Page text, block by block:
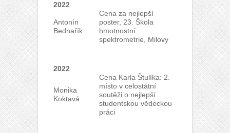
2022
Antonín
Bednařík
Cena za nejlepší
poster, 23. Škola
hmotnostní
spektrometrie, Milovy
2022
Monika
Koktavá
Cena Karla Štulíka: 2.
místo v celostátní
soutěži o nejlepší
studentskou vědeckou
práci